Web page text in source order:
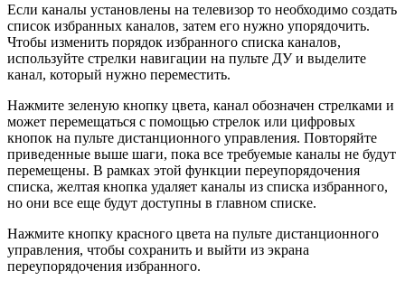
Если каналы установлены на телевизор то необходимо создать
список избранных каналов, затем его нужно упорядочить.
Чтобы изменить порядок избранного списка каналов,
используйте стрелки навигации на пульте ДУ и выделите
канал, который нужно переместить.
Нажмите зеленую кнопку цвета, канал обозначен стрелками и
может перемещаться с помощью стрелок или цифровых
кнопок на пульте дистанционного управления. Повторяйте
приведенные выше шаги, пока все требуемые каналы не будут
перемещены. В рамках этой функции переупорядочения
списка, желтая кнопка удаляет каналы из списка избранного,
но они все еще будут доступны в главном списке.
Нажмите кнопку красного цвета на пульте дистанционного
управления, чтобы сохранить и выйти из экрана
переупорядочения избранного.